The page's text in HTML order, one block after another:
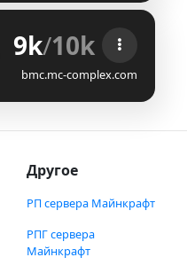
9k/10k
bmc.mc-complex.com
Другое
РП сервера Майнкрафт
РПГ сервера
Майнкрафт